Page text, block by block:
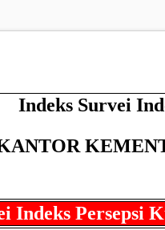
Indeks Survei
Indeks Persepsi